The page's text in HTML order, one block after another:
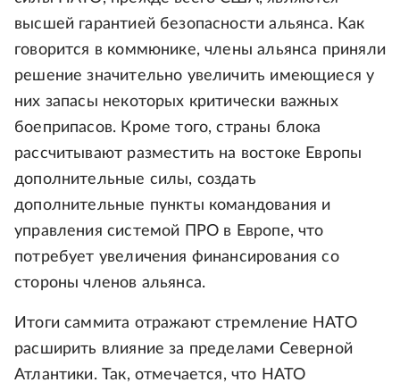
высшей гарантией безопасности альянса. Как
говорится в коммюнике, члены альянса приняли
решение значительно увеличить имеющиеся у
них запасы некоторых критически важных
боеприпасов. Кроме того, страны блока
рассчитывают разместить на востоке Европы
дополнительные силы, создать
дополнительные пункты командования и
управления системой ПРО в Европе, что
потребует увеличения финансирования со
стороны членов альянса.
Итоги саммита отражают стремление НАТО
расширить влияние за пределами Северной
Атлантики. Так, отмечается, что НАТО